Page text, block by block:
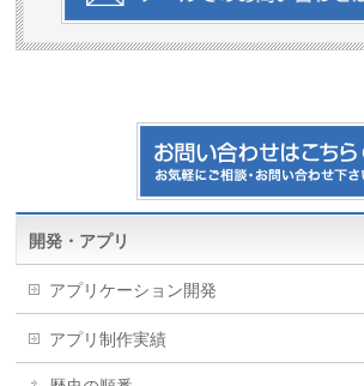
開発・アプリ
アプリケーション開発
アプリ制作実績